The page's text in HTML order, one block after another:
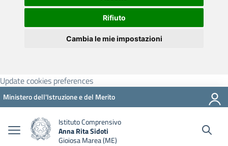
Rifiuto
Cambia le mie impostazioni
Update cookies preferences
Ministero dell'Istruzione e del Merito
Istituto Comprensivo
Anna Rita Sidoti
Gioiosa Marea (ME)